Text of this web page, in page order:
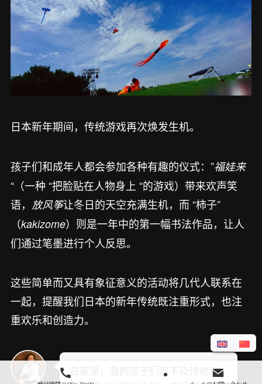
日本新年期间，传统游戏再次焕发生机。
孩子们和成年人都会参加各种有趣的仪式：”福娃来
“（一种 “把脸贴在人物身上 “的游戏）带来欢声笑
语， 放风筝让冬日的天空充满生机，而 “柿子”
（kakizome）则是一年中的第一幅书法作品，让人
们通过笔墨进行个人反思。
这些简单而又具有象征意义的活动将几代人联系在
一起，提醒我们日本的新年传统既注重形式，也注
重欢乐和创造力。
在家里，我的孩子们迫不及待地拿